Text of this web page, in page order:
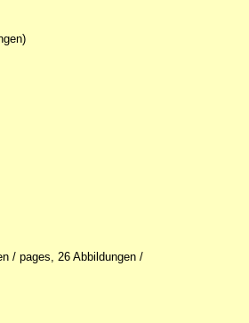
/ pages, 26 Abbildungen /